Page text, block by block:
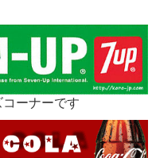
ーナーです